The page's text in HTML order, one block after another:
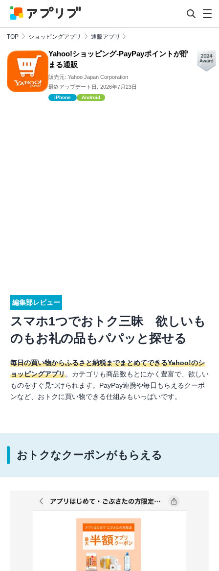
TOP ショッピングアプリ 通販アプリ
Yahoo!ショッピング-PayPayポイントが貯
まる通販
販売元: Yahoo Japan Corporation
最終アップデート日: 2026年7月23日
iPhone Android
編集部レビュー
スマホ1つでおトク三昧 欲しいも
のもお礼の品もパパッと探せる
毎日の買い物からふるさと納税までまとめてできるYahoo!のシ
ョッピングアプリ。カテゴリも商品数もとにかく豊富で、欲しい
ものをすぐ見つけられます。PayPay連携や毎日もらえるクーポ
ンなど、おトクに買い物できる仕組みもいっぱいです。
おトクなクーポンがもらえる